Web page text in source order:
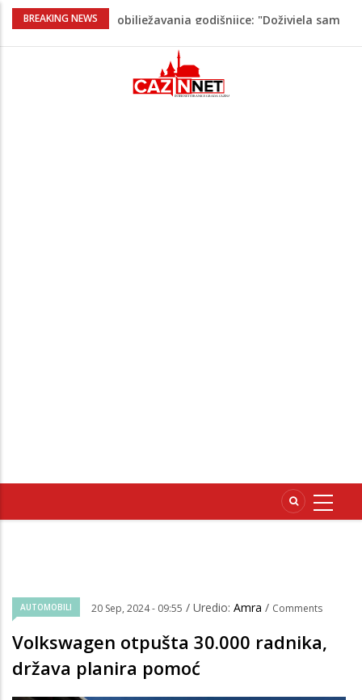
BREAKING NEWS
Prvi put u više od 40 godina: Saudijska
Zeljković se oglasio uoči početka nove
sezone Wwin lige
AUTOMOBILI 20 Sep, 2024 - 09:55 / Uredio: Amra / Comments
Volkswagen otpušta 30.000 radnika,
država planira pomoć